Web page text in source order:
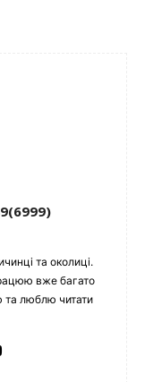
та околиці.
вже багато
та люблю читати